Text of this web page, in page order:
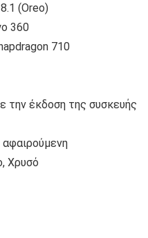
(Oreo)
360
710
την έκδοση της συσκευής
Χρυσό